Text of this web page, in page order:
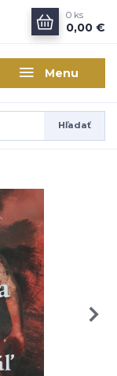
Menu
Hľadať
0 ks
0,00 €